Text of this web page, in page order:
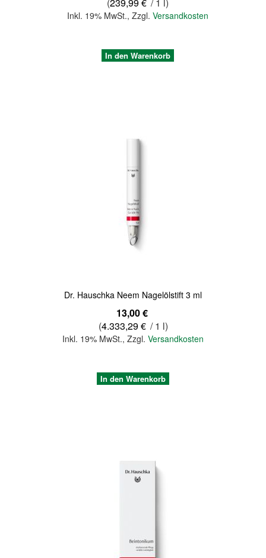
(239,99 € / 1 l)
Inkl. 19% MwSt.,Zzgl.Versandkosten
In den Warenkorb
Dr. Hauschka Neem Nagelölstift 3 ml
13,00 €
(4.333,29 € / 1 l)
Inkl. 19% MwSt., Zzgl. Versandkosten
In den Warenkorb